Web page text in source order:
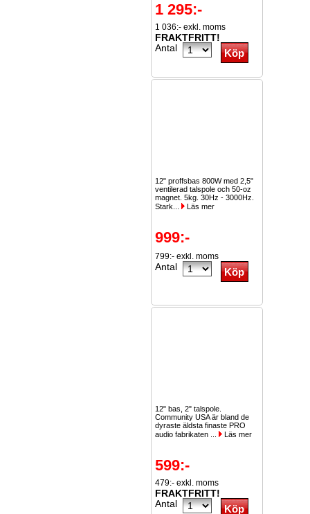
1 295:-
1 036:- exkl. moms
FRAKTFRITT!
Antal
12" proffsbas 800W med 2,5"
ventilerad talspole och 50-oz
magnet. 5kg. 30Hz - 3000Hz.
Stark...
Läs mer
999:-
799:- exkl. moms
Antal
12" bas, 2" talspole.
Community USA är bland de
dyraste äldsta finaste PRO
audio fabrikaten ...
Läs mer
599:-
479:- exkl. moms
FRAKTFRITT!
Antal